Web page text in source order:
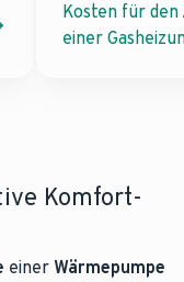
Kosten für den
einer
Komfort-
einer Wärmepumpe